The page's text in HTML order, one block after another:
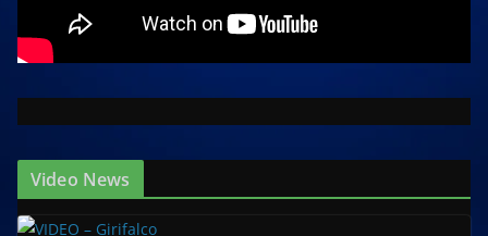
Video News